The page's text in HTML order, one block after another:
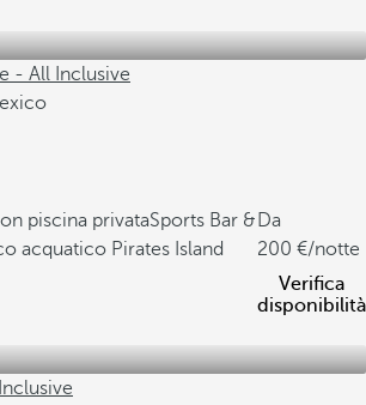
- All Inclusive
piscina privataSports Bar &
acquatico Pirates Island
Da
200
/notte
Verifica
disponibilità